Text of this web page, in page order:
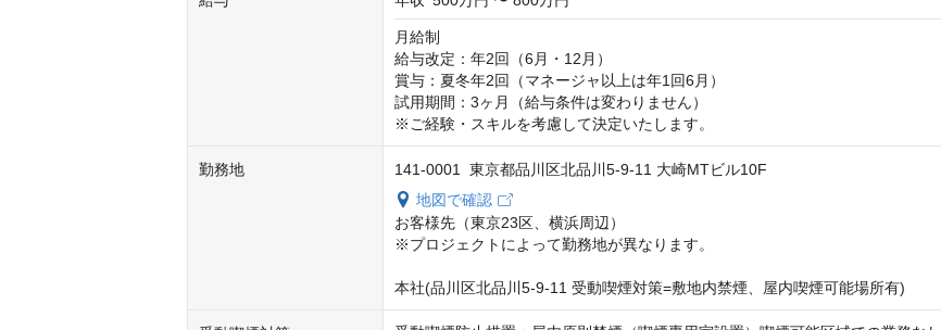
月給制
給与改定：年2回（6月・12月）
賞与：夏冬年2回（マネージャ以上は年1回6月）
試用期間：3ヶ月（給与条件は変わりません）
※ご経験・スキルを考慮して決定いたします。
勤務地
141-0001 東京都品川区北品川5-9-11 大崎MTビル10F
地図で確認
お客様先（東京23区、横浜周辺）
※プロジェクトによって勤務地が異なります。
本社(品川区北品川5-9-11 受動喫煙対策=敷地内禁煙、屋内喫煙可能場所有)